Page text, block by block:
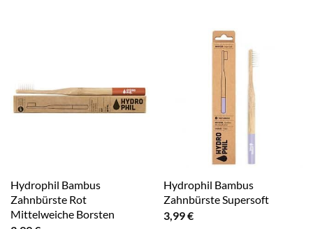
Hydrophil Bambus
Zahnbürste Rot
Mittelweiche Borsten
Hydrophil Bambus
Zahnbürste Supersoft
3,99€